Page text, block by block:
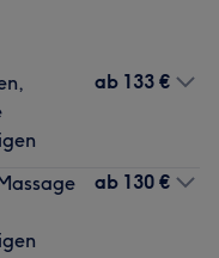
ab 133 €
ab 130 €